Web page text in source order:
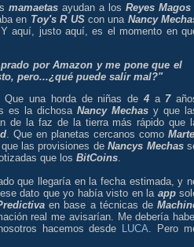
mamaetas ayudan a los Reyes Magos
en Toy's R UScon una Nancy
aquí, justo aquí, es el momento en
por Amazon y me pone que el
pero...¿qué puede salir mal?"
Que una horda de niñas de 4a 7
es la dichosa Nancy Mechas y que
de la faz de la tierra más rápido que
. Que en planetas cercanos comoMarte
las provisiones deNancys Mechas
que los BitCoins
que llegaría en la fecha estimada, y
dato que yo había visto en la app
en base a técnicas de
real me avisarían. Me debería
hacemos desde
LUCA . Pero